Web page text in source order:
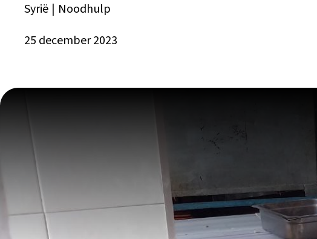
Syrië | Noodhulp
25 december 2023